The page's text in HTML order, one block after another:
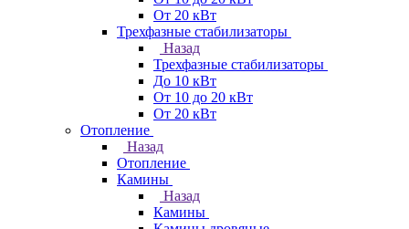
От 20 кВт
Трехфазные стабилизаторы
Назад
Трехфазные стабилизаторы
До 10 кВт
От 10 до 20 кВт
От 20 кВт
Отопление
Назад
Отопление
Камины
Назад
Камины